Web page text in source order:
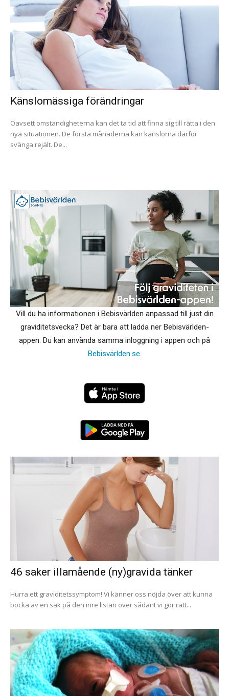
Känslomässiga förändringar
Oavsett omständigheterna kan det ta tid att finna sig till rätta i den
nya situationen. De första månaderna kan känslorna därför
svänga rejält. De...
Vill du ha informationen i Bebisvärlden anpassad till just din
graviditetsvecka? Det är bara att ladda ner Bebisvärlden-
appen. Du kan använda samma inloggning i appen och på
Bebisvärlden.se.
46 saker illamående (ny)gravida tänker
Hurra ett graviditetssymptom! Vi känner oss nöjda över att kunna
bocka av en sak på den inre listan över sådant vi gör rätt...